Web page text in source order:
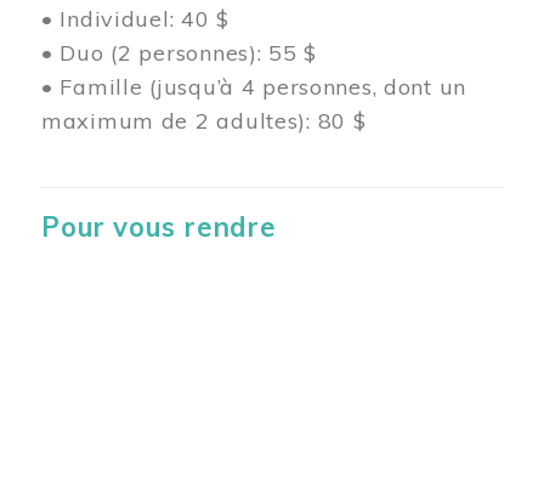
• Individuel: 40 $
• Duo (2 personnes): 55 $
• Famille (jusqu’à 4 personnes, dont un
maximum de 2 adultes): 80 $
Pour vous rendre